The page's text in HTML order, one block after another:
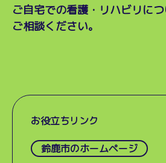
ご自宅での看護・リハビリに
ご相談ください。
お役立ちリンク
鈴鹿市のホームページ